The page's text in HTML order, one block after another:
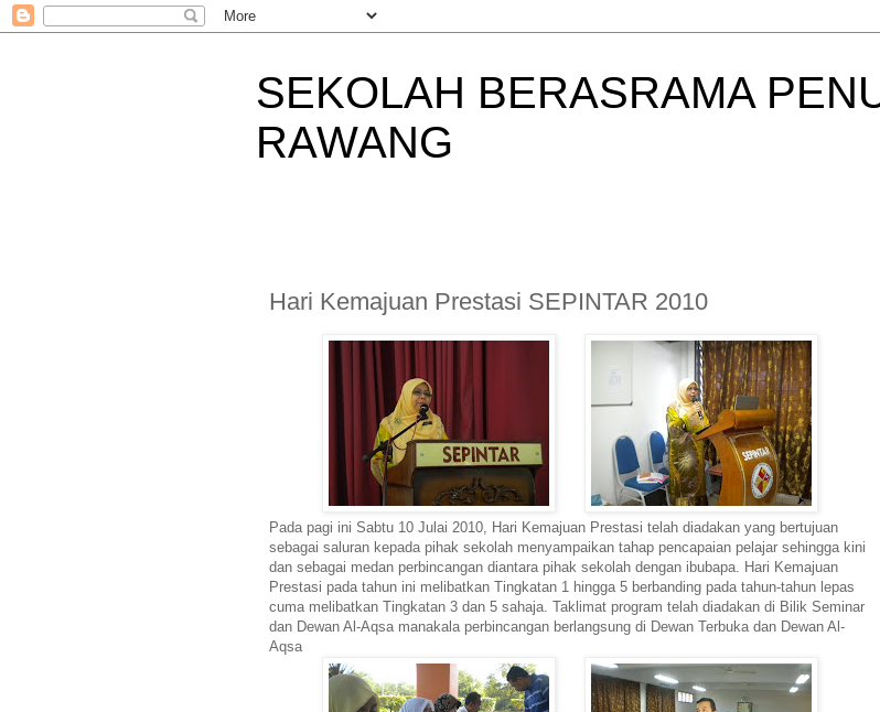
SEKOLAH BERASRAMA
RAWANG
Hari Kemajuan Prestasi SEPINTAR 2010
Pada pagi ini Sabtu 10 Julai 2010, Hari Kemajuan Prestasi telah diadakan yang bertujuan
sebagai saluran kepada pihak sekolah menyampaikan tahap pencapaian pelajar sehingga kini
dan sebagai medan perbincangan diantara pihak sekolah dengan ibubapa. Hari Kemajuan
Prestasi pada tahun ini melibatkan Tingkatan 1 hingga 5 berbanding pada tahun-tahun lepas
cuma melibatkan Tingkatan 3 dan 5 sahaja. Taklimat program telah diadakan di Bilik Seminar
dan Dewan Al-Aqsa manakala perbincangan berlangsung di Dewan Terbuka dan Dewan Al-
Aqsa